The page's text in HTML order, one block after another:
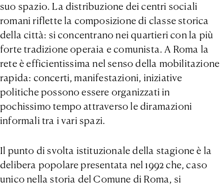
suo spazio. La distribuzione dei centri sociali
romani riflette la composizione di classe storica
della città: si concentrano nei quartieri con la più
forte tradizione operaia e comunista. A Roma la
rete è efficientissima nel senso della mobilitazione
rapida: concerti, manifestazioni, iniziative
politiche possono essere organizzati in
pochissimo tempo attraverso le diramazioni
informali tra i vari spazi.
Il punto di svolta istituzionale della stagione è la
delibera popolare presentata nel 1992 che, caso
unico nella storia del Comune di Roma, si